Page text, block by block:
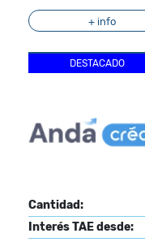
+ info
DESTACADO
Cantidad:
Interés TAE desde: